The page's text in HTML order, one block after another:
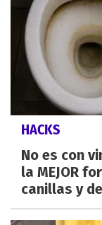
HACKS
No es con
la MEJOR
canillas y